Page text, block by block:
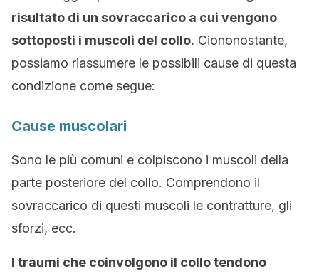
risultato di un sovraccarico a cui vengono
sottoposti i muscoli del collo. Ciononostante,
possiamo riassumere le possibili cause di questa
condizione come segue:
Cause muscolari
Sono le più comuni e colpiscono i muscoli della
parte posteriore del collo. Comprendono il
sovraccarico di questi muscoli le contratture, gli
sforzi, ecc.
I traumi che coinvolgono il collo tendono